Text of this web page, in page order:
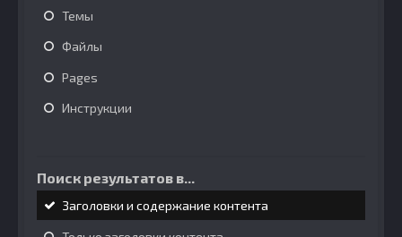
Темы
Файлы
Pages
Инструкции
Поиск результатов в...
Заголовки и содержание контента